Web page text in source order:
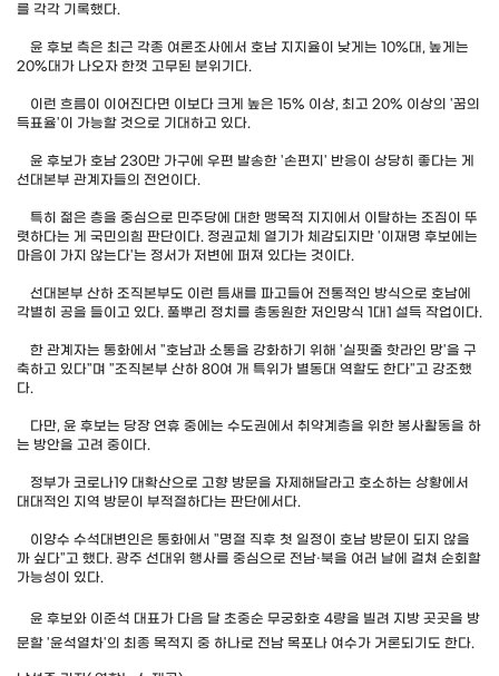
를 각각 기록했다.
윤 후보 측은 최근 각종 여론조사에서 호남 지지율이 낮게는 10％대, 높게는
20％대가 나오자 한껏 고무된 분위기다.
이런 흐름이 이어진다면 이보다 크게 높은 15％ 이상, 최고 20％ 이상의 '꿈의
득표율'이 가능할 것으로 기대하고 있다.
윤 후보가 호남 230만 가구에 우편 발송한 '손편지' 반응이 상당히 좋다는 게
선대본부 관계자들의 전언이다.
특히 젊은 층을 중심으로 민주당에 대한 맹목적 지지에서 이탈하는 조짐이 뚜
렷하다는 게 국민의힘 판단이다. 정권교체 열기가 체감되지만 '이재명 후보에는
마음이 가지 않는다'는 정서가 저변에 퍼져 있다는 것이다.
선대본부 산하 조직본부도 이런 틈새를 파고들어 전통적인 방식으로 호남에
각별히 공을 들이고 있다. 풀뿌리 정치를 총동원한 저인망식 1대1 설득 작업이다.
한 관계자는 통화에서 "호남과 소통을 강화하기 위해 '실핏줄 핫라인 망'을 구
축하고 있다"며 "조직본부 산하 80여 개 특위가 별동대 역할도 한다"고 강조했
다.
다만, 윤 후보는 당장 연휴 중에는 수도권에서 취약계층을 위한 봉사활동을 하
는 방안을 고려 중이다.
정부가 코로나19 대확산으로 고향 방문을 자제해달라고 호소하는 상황에서
대대적인 지역 방문이 부적절하다는 판단에서다.
이양수 수석대변인은 통화에서 "명절 직후 첫 일정이 호남 방문이 되지 않을
까 싶다"고 했다. 광주 선대위 행사를 중심으로 전남·북을 여러 날에 걸쳐 순회할
가능성이 있다.
윤 후보와 이준석 대표가 다음 달 초중순 무궁화호 4량을 빌려 지방 곳곳을 방
문할 '윤석열차'의 최종 목적지 중 하나로 전남 목포나 여수가 거론되기도 한다.